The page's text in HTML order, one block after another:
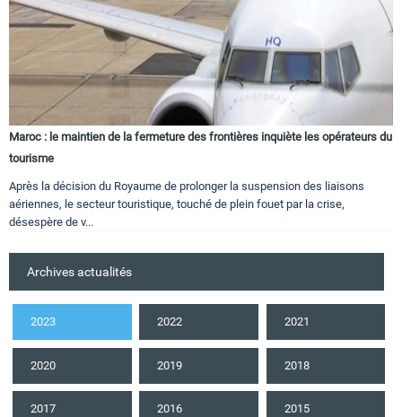
Maroc : le maintien de la fermeture des frontières inquiète les opérateurs du
tourisme
Après la décision du Royaume de prolonger la suspension des liaisons
aériennes, le secteur touristique, touché de plein fouet par la crise,
désespère de v...
Archives actualités
2023 2022 2021
2020 2019 2018
2017 2016 2015